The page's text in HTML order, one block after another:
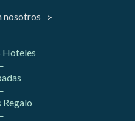
nosotros
Hoteles
Regalo